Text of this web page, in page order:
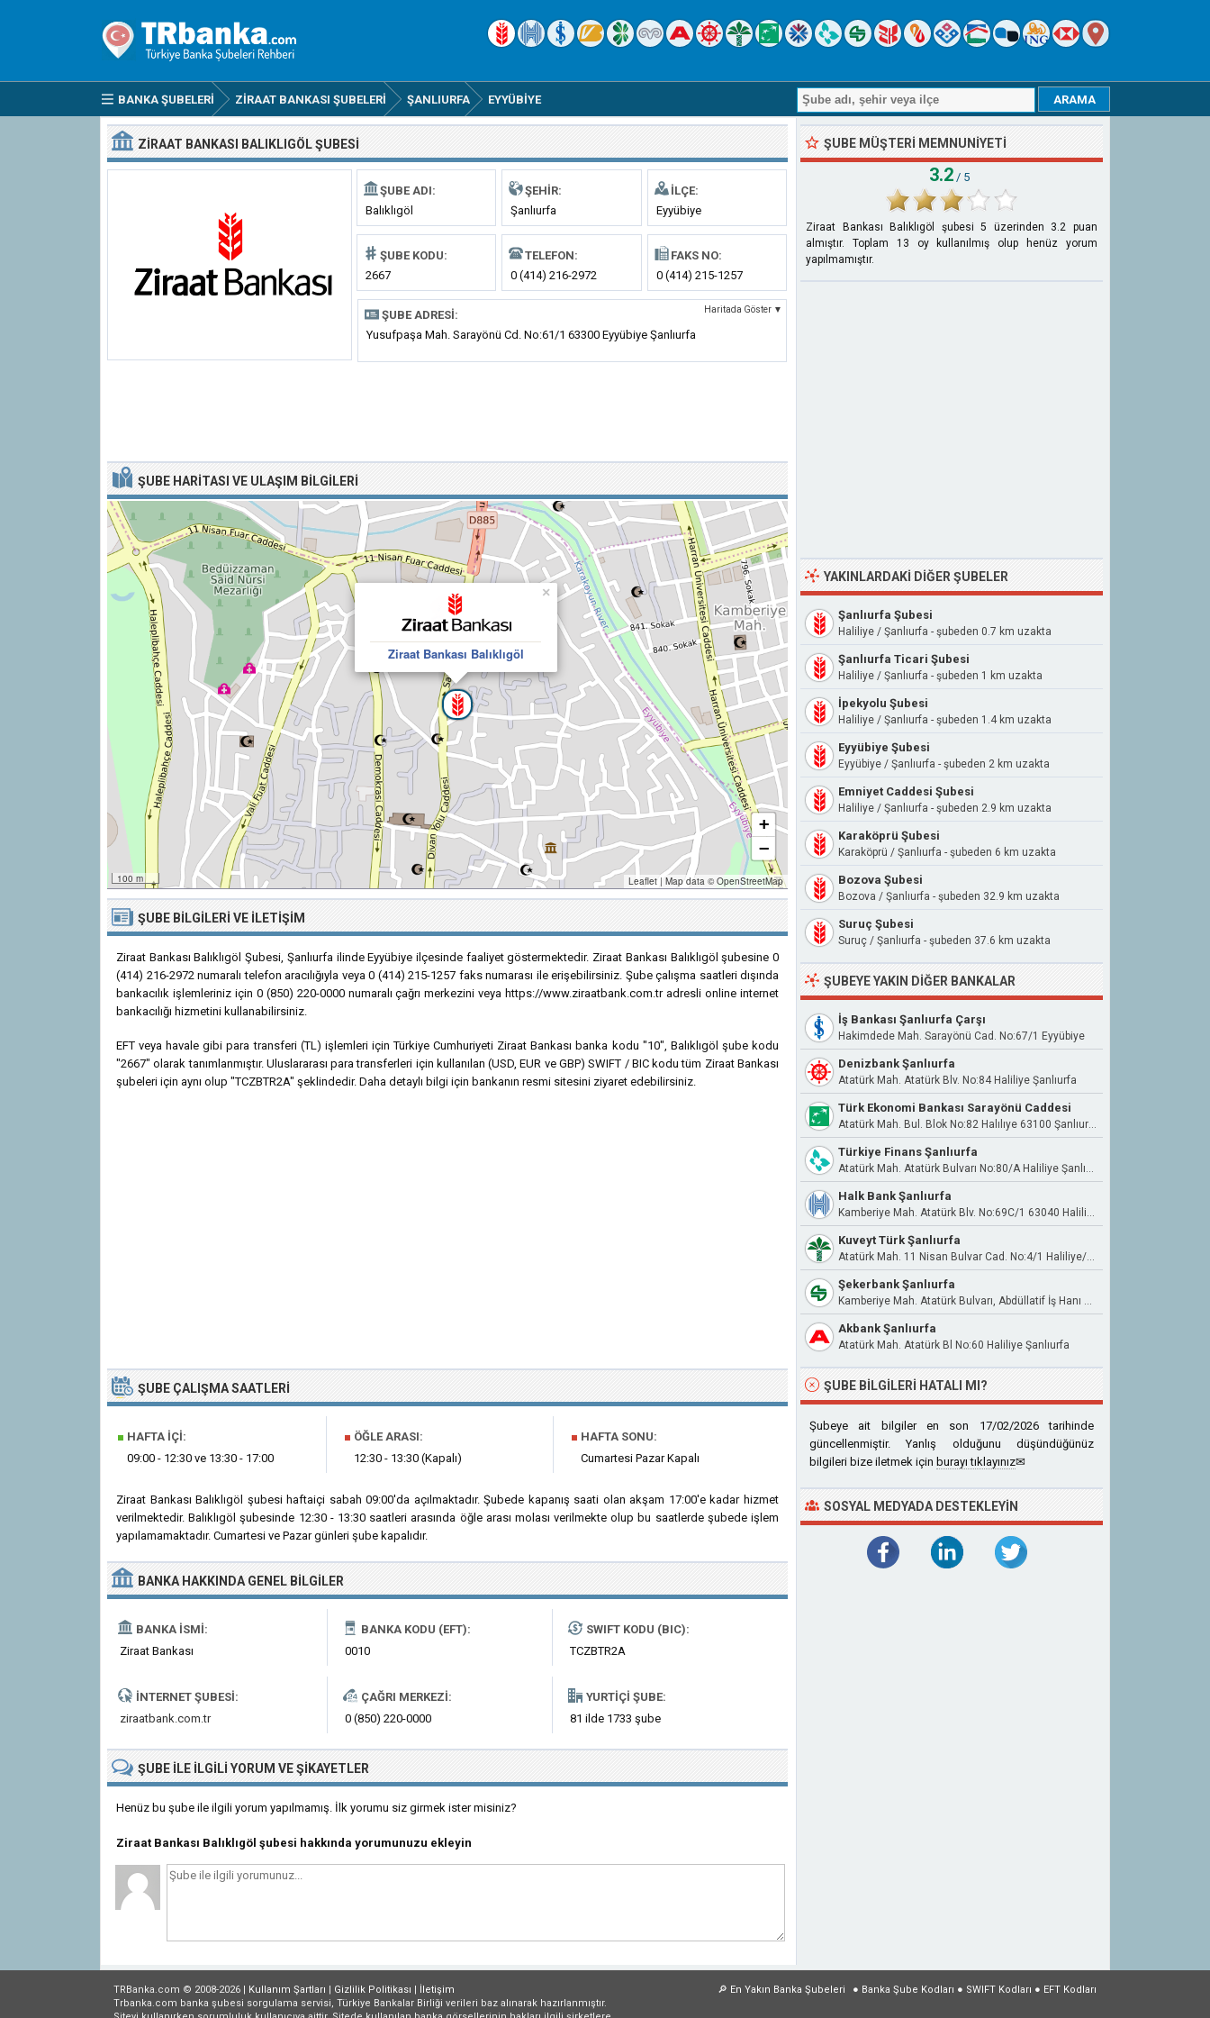
BANKA ŞUBELERI ZIRAAT BANKASI ŞUBELERI ŞANLIURFA EYYÜBIYE
ZIRAAT BANKASI BALIKLIGÖL ŞUBESI
ŞUBE ADI:
Balıklıgöl
ŞEHIR:
Şanlıurfa
İLÇE:
Eyyübiye
ŞUBE KODU:
2667
TELEFON:
0 (414) 216-2972
FAKS NO:
0 (414) 215-1257
ŞUBE ADRESI: Haritada Göster ▼
Yusufpaşa Mah. Sarayönü Cd. No:61/1 63300 Eyyübiye Şanlıurfa
ŞUBE HARITASI VE ULAŞIM BILGILERI
Ziraat Bankası Balıklıgöl
×
100 m
+
−
Leaflet | Map data © OpenStreetMap
ŞUBE BILGILERI VE İLETIŞIM
Ziraat Bankası Balıklıgöl Şubesi, Şanlıurfa ilinde Eyyübiye ilçesinde faaliyet göstermektedir. Ziraat Bankası Balıklıgöl şubesine 0
(414) 216-2972 numaralı telefon aracılığıyla veya 0 (414) 215-1257 faks numarası ile erişebilirsiniz. Şube çalışma saatleri dışında
bankacılık işlemleriniz için 0 (850) 220-0000 numaralı çağrı merkezini veya https://www.ziraatbank.com.tr adresli online internet
bankacılığı hizmetini kullanabilirsiniz.
EFT veya havale gibi para transferi (TL) işlemleri için Türkiye Cumhuriyeti Ziraat Bankası banka kodu "10", Balıklıgöl şube kodu
"2667" olarak tanımlanmıştır. Uluslararası para transferleri için kullanılan (USD, EUR ve GBP) SWIFT / BIC kodu tüm Ziraat Bankası
şubeleri için aynı olup "TCZBTR2A" şeklindedir. Daha detaylı bilgi için bankanın resmi sitesini ziyaret edebilirsiniz.
ŞUBE ÇALIŞMA SAATLERI
■ HAFTA İÇI:
09:00 - 12:30 ve 13:30 - 17:00
■ ÖĞLE ARASI:
12:30 - 13:30 (Kapalı)
■ HAFTA SONU:
Cumartesi Pazar Kapalı
Ziraat Bankası Balıklıgöl şubesi haftaiçi sabah 09:00'da açılmaktadır. Şubede kapanış saati olan akşam 17:00'e kadar hizmet
verilmektedir. Balıklıgöl şubesinde 12:30 - 13:30 saatleri arasında öğle arası molası verilmekte olup bu saatlerde şubede işlem
yapılamamaktadır. Cumartesi ve Pazar günleri şube kapalıdır.
BANKA HAKKINDA GENEL BILGILER
BANKA İSMI:
Ziraat Bankası
BANKA KODU (EFT):
0010
SWIFT KODU (BIC):
TCZBTR2A
İNTERNET ŞUBESI:
ziraatbank.com.tr
ÇAĞRI MERKEZI:
0 (850) 220-0000
YURTIÇI ŞUBE:
81 ilde 1733 şube
ŞUBE ILE İLGILIYORUM VE ŞIKAYETLER
Henüz bu şube ile ilgili yorum yapılmamış. İlk yorumu siz girmek ister misiniz?
Ziraat Bankası Balıklıgöl şubesi hakkında yorumunuzu ekleyin
ŞUBE MÜŞTERI MEMNUNIYETI
3.2 / 5
Ziraat Bankası Balıklıgöl şubesi 5 üzerinden 3.2 puan
almıştır. Toplam 13 oy kullanılmış olup henüz yorum
yapılmamıştır.
YAKINLARDAKI DIĞER ŞUBELER
Şanlıurfa Şubesi
Haliliye / Şanlıurfa - şubeden 0.7 km uzakta
Şanlıurfa Ticari Şubesi
Haliliye / Şanlıurfa - şubeden 1 km uzakta
İpekyolu Şubesi
Haliliye / Şanlıurfa - şubeden 1.4 km uzakta
Eyyübiye Şubesi
Eyyübiye / Şanlıurfa - şubeden 2 km uzakta
Emniyet Caddesi Şubesi
Haliliye / Şanlıurfa - şubeden 2.9 km uzakta
Karaköprü Şubesi
Karaköprü / Şanlıurfa - şubeden 6 km uzakta
Bozova Şubesi
Bozova / Şanlıurfa - şubeden 32.9 km uzakta
Suruç Şubesi
Suruç / Şanlıurfa - şubeden 37.6 km uzakta
ŞUBEYE YAKIN DIĞER BANKALAR
İş Bankası Şanlıurfa Çarşı
Hakimdede Mah. Sarayönü Cad. No:67/1 Eyyübiye
Denizbank Şanlıurfa
Atatürk Mah. Atatürk Blv. No:84 Haliliye Şanlıurfa
Türk Ekonomi Bankası Sarayönü Caddesi
Atatürk Mah. Bul. Blok No:82 Halılıye 63100 Şanlıurfa Eyyübiye/Şanlıurfa
Türkiye Finans Şanlıurfa
Atatürk Mah. Atatürk Bulvarı No:80/A Haliliye Şanlıurfa
Halk Bank Şanlıurfa
Kamberiye Mah. Atatürk Blv. No:69C/1 63040 Haliliye
Kuveyt Türk Şanlıurfa
Atatürk Mah. 11 Nisan Bulvar Cad. No:4/1 Haliliye/Şanlıurfa
Şekerbank Şanlıurfa
Kamberiye Mah. Atatürk Bulvarı, Abdüllatif İş Hanı No:67A Haliliye/Şanlıurfa
Akbank Şanlıurfa
Atatürk Mah. Atatürk Bl No:60 Haliliye Şanlıurfa
ŞUBE BILGILERI HATALI MI?
Şubeye ait bilgiler en son 17/02/2026 tarihinde
güncellenmiştir. Yanlış olduğunu düşündüğünüz
bilgileri bize iletmek için burayı tıklayınız✉
SOSYAL MEDYADA DESTEKLEYIN
● Banka Şube Kodları ● SWIFT Kodları ● EFT Kodları
🔎 En Yakın Banka Şubeleri
TRBanka.com © 2008-2026 | Kullanım Şartları | Gizlilik Politikası | İletişim
Trbanka.com banka şubesi sorgulama servisi, Türkiye Bankalar Birliği verileri baz alınarak hazırlanmıştır.